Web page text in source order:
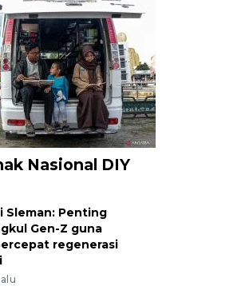
Nasional DIY
Sleman: Penting
Gen-Z guna
regenerasi